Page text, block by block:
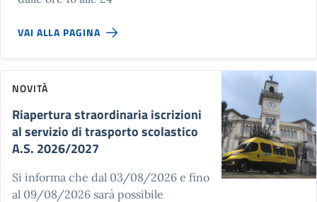
VAI ALLA PAGINA
NOVITÀ
Riapertura straordinaria iscrizioni
al servizio di trasporto scolastico
A.S. 2026/2027
Si informa che dal 03/08/2026 e fino
al 09/08/2026 sarà possibile